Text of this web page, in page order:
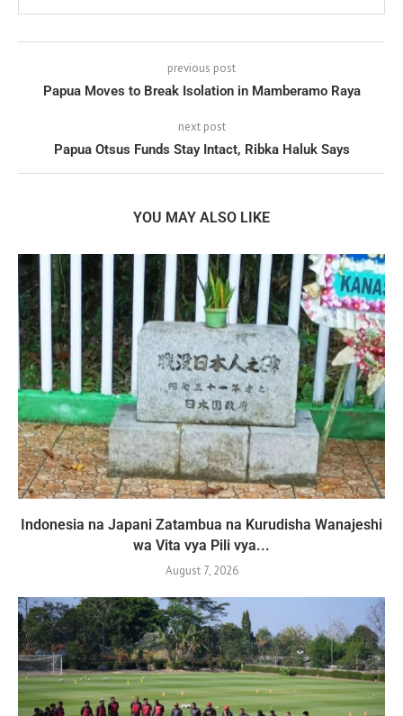
previous post
Papua Moves to Break Isolation in Mamberamo Raya
next post
Papua Otsus Funds Stay Intact, Ribka Haluk Says
YOU MAY ALSO LIKE
Indonesia na Japani Zatambua na Kurudisha Wanajeshi
wa Vita vya Pili vya...
August 7, 2026